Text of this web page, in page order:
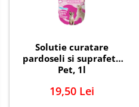
Solutie curatare
pardoseli si suprafete
Pet, 1l
19,50 Lei